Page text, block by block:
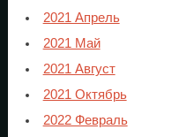
2021 Апрель
2021 Май
2021 Август
2021 Октябрь
2022 Февраль